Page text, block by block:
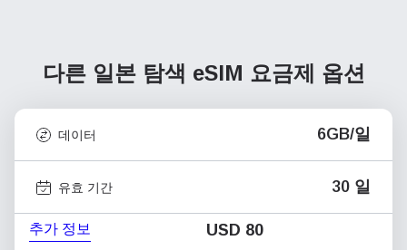
다른 일본 탐색 eSIM 요금제 옵션
데이터 6GB/일
유효 기간 30 일
추가 정보 USD 80